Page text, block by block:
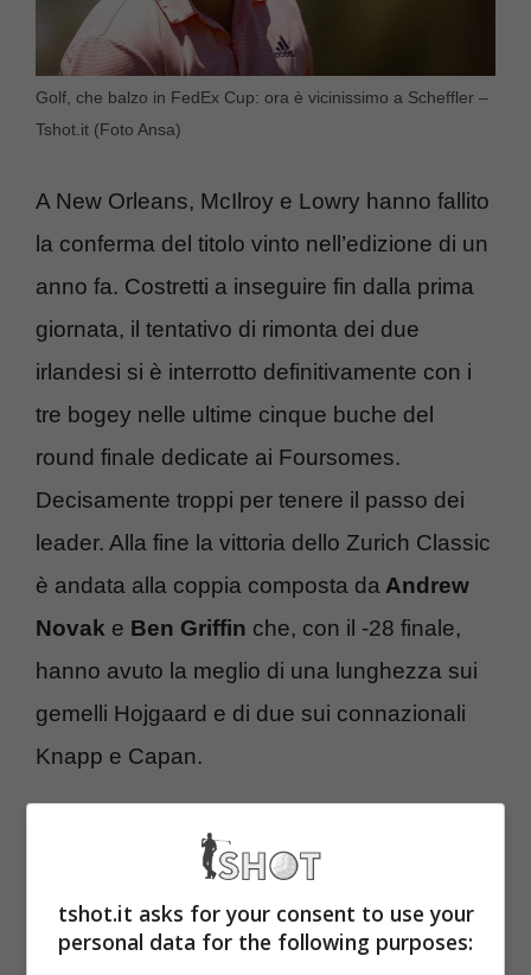
Golf, che balzo in FedEx Cup: ora è vicinissimo a Scheffler –
Tshot.it (Foto Ansa)
A New Orleans, McIlroy e Lowry hanno fallito
la conferma del titolo vinto nell’edizione di un
anno fa. Costretti a inseguire fin dalla prima
giornata, il tentativo di rimonta dei due
irlandesi si è interrotto definitivamente con i
tre bogey nelle ultime cinque buche del
round finale dedicate ai Foursomes.
Decisamente troppi per tenere il passo dei
leader. Alla fine la vittoria dello Zurich Classic
è andata alla coppia composta da Andrew
Novak e Ben Griffin che, con il -28 finale,
hanno avuto la meglio di una lunghezza sui
gemelli Hojgaard e di due sui connazionali
Knapp e Capan.
E’ decisamente on fire Andrew Novak
trionfo allo Zurich Classic segue il terzo posto
ottenuto al Texas Open e il secondo all’RBC
Heritage, uno dei signature events della
tshot.it asks for your consent to use your
personal data for the following purposes: